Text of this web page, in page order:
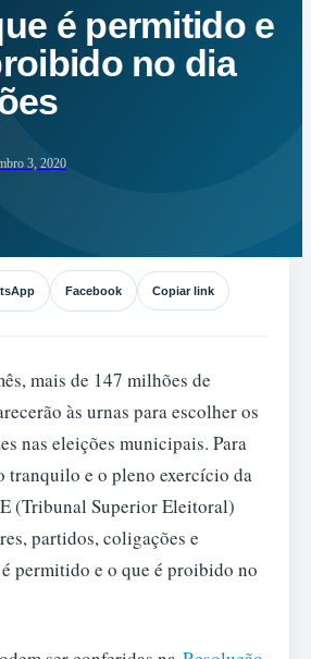
é permitido e
no dia
3, 2020
Facebook Copiar link
mais de 147 milhões de
às urnas para escolher os
nas eleições municipais. Para
tranquilo e o pleno exercício da
(Tribunal Superior Eleitoral)
partidos, coligações e
permitido e o que é proibido no